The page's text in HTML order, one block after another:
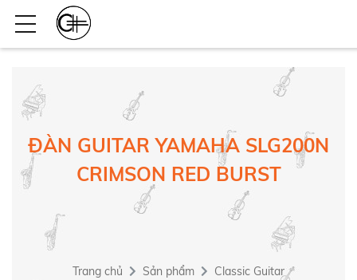
ĐÀN GUITAR YAMAHA SLG200N
CRIMSON RED BURST
Trang chủ Sản phẩm
Classic Guitar